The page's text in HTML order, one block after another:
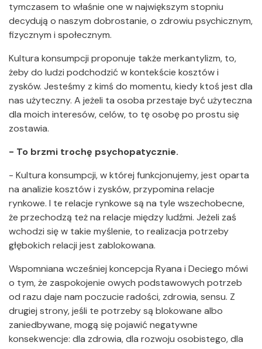
tymczasem to właśnie one w największym stopniu
decydują o naszym dobrostanie, o zdrowiu psychicznym,
fizycznym i społecznym.
Kultura konsumpcji proponuje także merkantylizm, to,
żeby do ludzi podchodzić w kontekście kosztów i
zysków. Jesteśmy z kimś do momentu, kiedy ktoś jest dla
nas użyteczny. A jeżeli ta osoba przestaje być użyteczna
dla moich interesów, celów, to tę osobę po prostu się
zostawia.
- To brzmi trochę psychopatycznie.
- Kultura konsumpcji, w której funkcjonujemy, jest oparta
na analizie kosztów i zysków, przypomina relacje
rynkowe. I te relacje rynkowe są na tyle wszechobecne,
że przechodzą też na relacje między ludźmi. Jeżeli zaś
wchodzi się w takie myślenie, to realizacja potrzeby
głębokich relacji jest zablokowana.
Wspomniana wcześniej koncepcja Ryana i Deciego mówi
o tym, że zaspokojenie owych podstawowych potrzeb
od razu daje nam poczucie radości, zdrowia, sensu. Z
drugiej strony, jeśli te potrzeby są blokowane albo
zaniedbywane, mogą się pojawić negatywne
konsekwencje: dla zdrowia, dla rozwoju osobistego, dla